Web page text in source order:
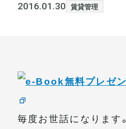
セミナー
会社情報
2016.01.30 賃貸管理
毎度お世話になります。